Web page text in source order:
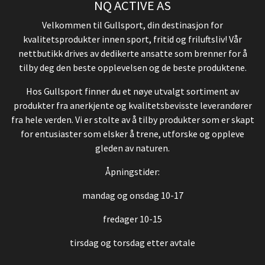
NQ ACTIVE AS
Velkommen til Gullsport, din destinasjon for
kvalitetsprodukter innen sport, fritid og friluftsliv! Vår
nettbutikk drives av dedikerte ansatte som brenner for å
tilby deg den beste opplevelsen og de beste produktene.
Hos Gullsport finner du et nøye utvalgt sortiment av
produkter fra anerkjente og kvalitetsbevisste leverandører
fra hele verden. Vi er stolte av å tilby produkter som er skapt
for entusiaster som elsker å trene, utforske og oppleve
gleden av naturen.
Åpningstider:
mandag og onsdag 10-17
fredager 10-15
tirsdag og torsdag etter avtale